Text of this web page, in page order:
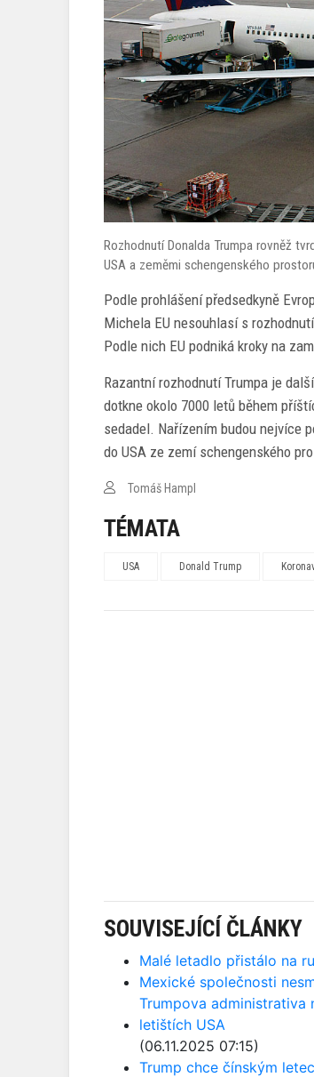
Rozhodnutí Donalda Trumpa rovněž
USA a zeměmi schengenského
Podle prohlášení předsedkyně
Michela EU nesouhlasí s
Podle nich EU podniká kroky na
Razantní rozhodnutí Trumpa je
dotkne okolo 7000 letů během
sedadel. Nařízením budou nejvíce
do USA ze zemí schengenského
Tomáš Hampl
TÉMATA
USA Donald Trump
SOUVISEJÍCÍ ČLÁNKY
Malé letadlo přistálo na
Mexické společnosti
Trumpova
letištích USA
(06.11.2025 07:15)
Trump chce čínským